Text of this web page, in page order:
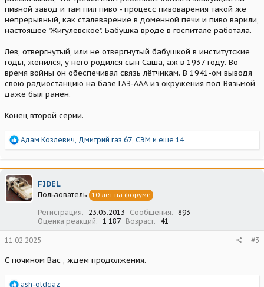
пивной завод и там пил пиво - процесс пивоварения такой же
непрерывный, как сталеварение в доменной печи и пиво варили,
настоящее "Жигулёвское". Бабушка вроде в госпитале работала.
Лев, отвергнутый, или не отвергнутый бабушкой в институтские
годы, женился, у него родился сын Саша, аж в 1937 году. Во
время войны он обеспечивал связь лётчикам. В 1941-ом выводя
свою радиостанцию на базе ГАЗ-ААА из окружения под Вязьмой
даже был ранен.
Конец второй серии.
Р
а
к
ц
и
и
Адам Козлевич, Дмитрий газ 67, СЭМ и еще 14
FIDEL
Пользователь 10 лет на форуме
Регистрация 23.05.2013 Сообщения
893
Оценка реакций
1 187 Возраст 41
11.02.2025 #3
С почином Вас , ждем продолжения.
Р
ash-oldgaz